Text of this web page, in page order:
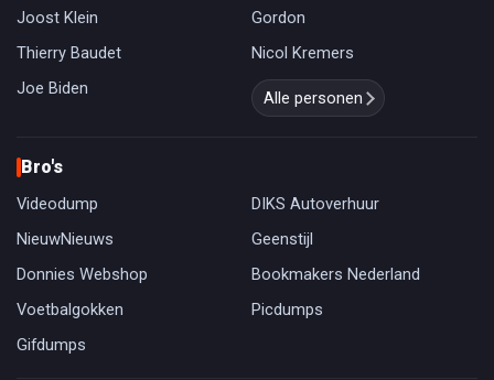
Joost Klein
Gordon
Thierry Baudet
Nicol Kremers
Joe Biden
Alle personen
Bro's
Videodump
DIKS Autoverhuur
NieuwNieuws
Geenstijl
Donnies Webshop
Bookmakers Nederland
Voetbalgokken
Picdumps
Gifdumps